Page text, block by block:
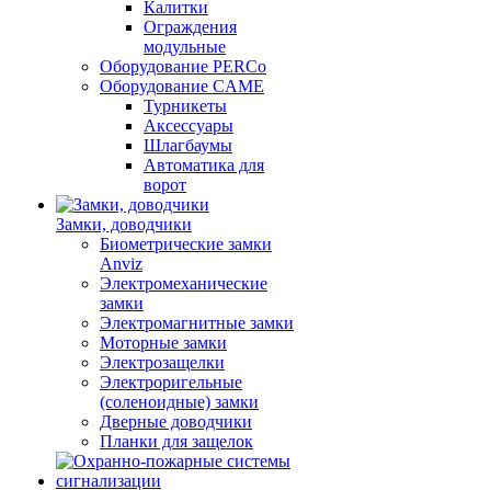
Калитки
Ограждения
модульные
Оборудование PERCo
Оборудование CAME
Турникеты
Аксессуары
Шлагбаумы
Автоматика для
ворот
Замки, доводчики
Биометрические замки
Anviz
Электромеханические
замки
Электромагнитные замки
Моторные замки
Электрозащелки
Электроригельные
(cоленоидные) замки
Дверные доводчики
Планки для защелок